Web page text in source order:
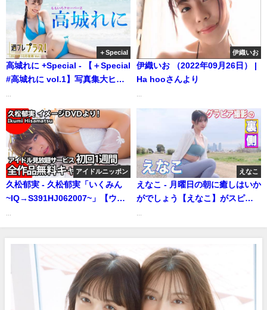
＋Special
高城れに +Special - 【＋Special
#高城れに vol.1】写真集大ヒッ
け♪ ＜2023年10月後期＞
―Reni Takagi（2023年10月15
日） | 週プレChannel【集英社
週刊プレイボーイ公式】さんよ
り
伊織いお
伊織いお （2022年09月26日） |
Ha hooさんより
アイドルニッポン
久松郁実 - 久松郁実「いくみん
~IQ→S391HJ062007~」【ウェ
日） | アイドルニッポン公式
YouTubeチャンネルさんより
えなこ
えなこ - 月曜日の朝に癒しはいか
がでしょう【えなこ】がスピリ
(Apr 26, 2026) | スピリッツ
Tubeさんより